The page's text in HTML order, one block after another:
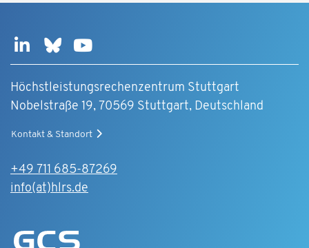
Höchstleistungsrechenzentrum Stuttgart
Nobelstraße 19, 70569 Stuttgart, Deutschland
Kontakt & Standort
+49 711 685-87269
info(at)hlrs.de